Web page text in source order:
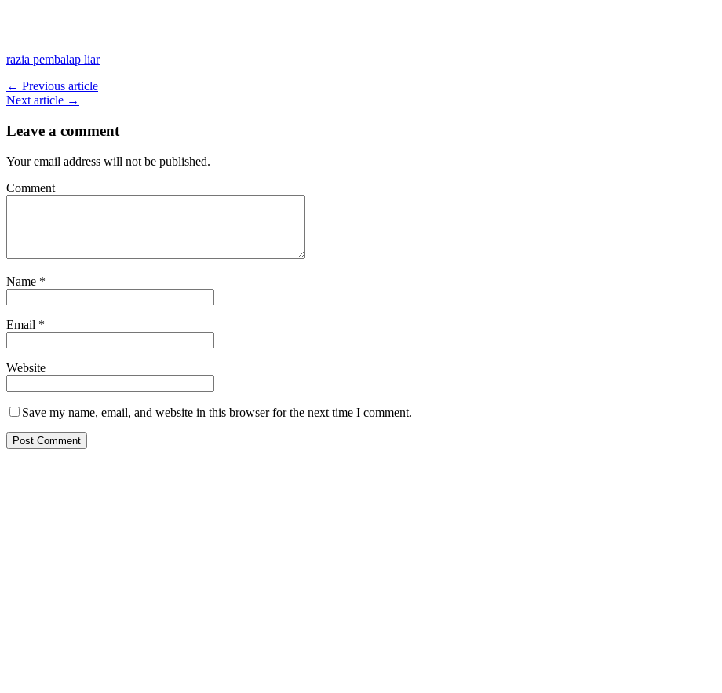
razia pembalap liar
← Previous article
Next article →
Leave a comment
Your email address will not be published.
Comment
Name *
Email *
Website
Save my name, email, and website in this browser for the next time I comment.